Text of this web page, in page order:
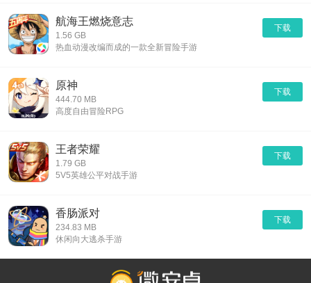
航海王燃烧意志
1.56 GB
下载
热血动漫改编而成的一款全新冒险手游
原神
444.70 MB
下载
高度自由冒险RPG
王者荣耀
1.79 GB
下载
5V5英雄公平对战手游
香肠派对
234.83 MB
下载
休闲向大逃杀手游